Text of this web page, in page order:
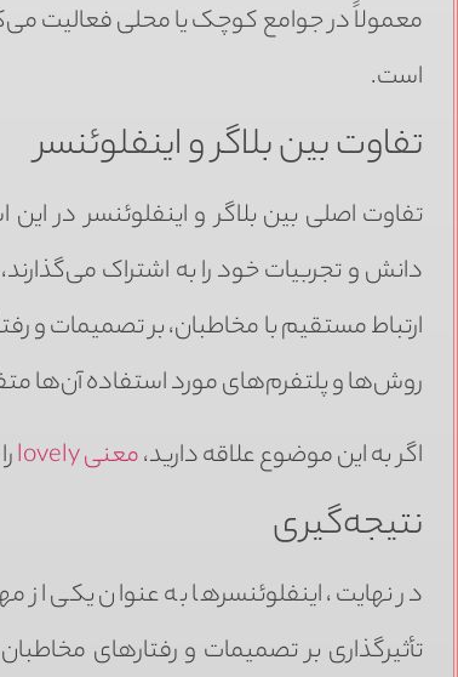
معمولاً در جوامع کوچک یا محلی فعالیت
است.
تفاوت بین بلاگر و اینفلوئنسر
تفاوت اصلی بین بلاگر و اینفلوئنسر در
دانش و تجربیات خود را به اشتراک
ارتباط مستقیم با مخاطبان، بر تصمیمات و
روش‌ها و پلتفرم‌های مورد استفاده آن‌ها
اگر به این موضوع علاقه دارید،معنی lovely
نتیجه‌گیری
در نهایت، اینفلوئنسرها به عنوان یکی
تأثیرگذاری بر تصمیمات و رفتارهای